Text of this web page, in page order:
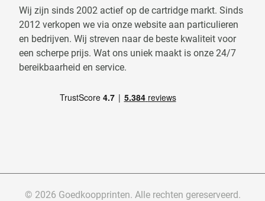
Wij zijn sinds 2002 actief op de cartridge markt. Sinds
2012 verkopen we via onze website aan particulieren
en bedrijven. Wij streven naar de beste kwaliteit voor
een scherpe prijs. Wat ons uniek maakt is onze 24/7
bereikbaarheid en service.
© 2026 Goedkoopprinten. Alle rechten gereserveerd.